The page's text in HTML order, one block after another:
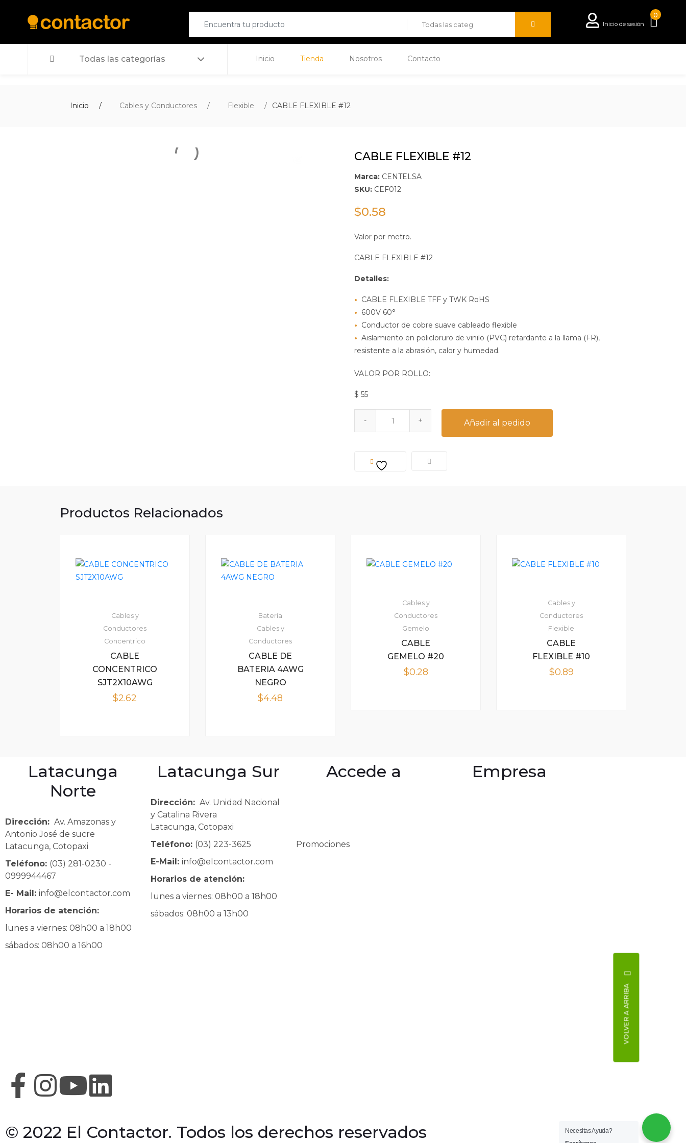
Inicio de sesión
0
Todas las categorías Inicio Tienda Nosotros Contacto
Inicio Cables y Conductores Flexible CABLE FLEXIBLE #12
CABLE FLEXIBLE #12
Marca: CENTELSA
SKU: CEF012
$0.58
Valor por metro.
CABLE FLEXIBLE #12
Detalles:
CABLE FLEXIBLE TFF y TWK RoHS
600V 60°
Conductor de cobre suave cableado flexible
Aislamiento en policloruro de vinilo (PVC) retardante a la llama (FR),
resistente a la abrasión, calor y humedad.
VALOR POR ROLLO:
$ 55
Añadir al pedido
Productos Relacionados
Cables y
Conductores
Concentrico
CABLE
CONCENTRICO
SJT2X10AWG
$2.62
Batería
Cables y
Conductores
CABLE DE
BATERIA 4AWG
NEGRO
$4.48
Cables y
Conductores
Gemelo
CABLE
GEMELO #20
$0.28
Cables y
Conductores
Flexible
CABLE
FLEXIBLE #10
$0.89
Latacunga
Norte
Dirección: Av. Amazonas y
Antonio José de sucre
Latacunga, Cotopaxi
Teléfono: (03) 281-0230 -
0999944467
E- Mail: info@elcontactor.com
Horarios de atención:
lunes a viernes: 08h00 a 18h00
sábados: 08h00 a 16h00
Latacunga Sur
Dirección: Av. Unidad Nacional
y Catalina Rivera
Latacunga, Cotopaxi
Teléfono: (03) 223-3625
E-Mail: info@elcontactor.com
Horarios de atención:
lunes a viernes: 08h00 a 18h00
sábados: 08h00 a 13h00
Accede a
Promociones
Empresa
VOLVER A ARRIBA
© 2022 El Contactor. Todos los derechos reservados
Necesitas Ayuda?